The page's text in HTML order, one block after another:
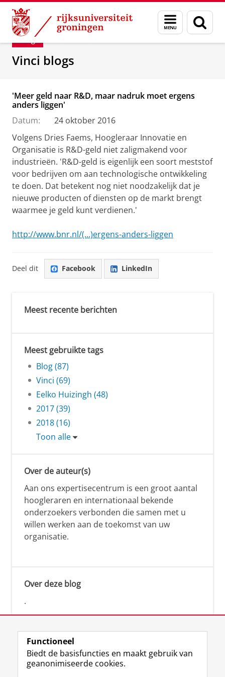
Skip
Content
Skip
Navigation
Menu
en
zoeken
Department of Innovation Management &
Blog
Vinci blogs
'Meer geld naar R&D, maar nadruk moet ergens
anders liggen'
Datum:
24 oktober 2016
Volgens Dries Faems, Hoogleraar Innovatie en
Organisatie is R&D-geld niet zaligmakend voor
industrieën. 'R&D-geld is eigenlijk een soort meststof
voor bedrijven om aan technologische ontwikkeling
te doen. Dat betekent nog niet noodzakelijk dat je
nieuwe producten of diensten op de markt brengt
waarmee je geld kunt verdienen.'
http://www.bnr.nl/(...)ergens-anders-liggen
Deel dit Facebook LinkedIn
Meest recente berichten
Meest gebruikte tags
Blog (87)
Vinci (69)
Eelko Huizingh (48)
2017 (39)
2018 (16)
Toon alle
Over de auteur(s)
Aan ons expertisecentrum is een groot aantal
hoogleraren en internationaal bekende
onderzoekers verbonden die samen met u
willen werken aan de toekomst van uw
organisatie.
Over deze blog
.
Functioneel
Biedt de basisfuncties en maakt gebruik van
geanonimiseerde cookies.